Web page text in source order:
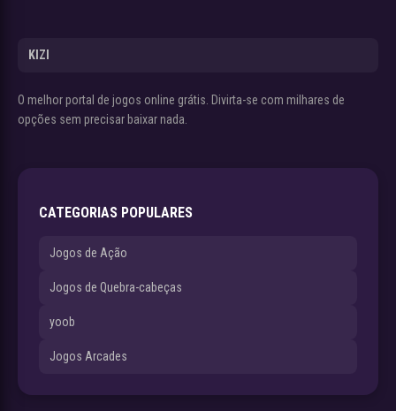
KIZI
O melhor portal de jogos online grátis. Divirta-se com milhares de
opções sem precisar baixar nada.
CATEGORIAS POPULARES
Jogos de Ação
Jogos de Quebra-cabeças
yoob
Jogos Arcades